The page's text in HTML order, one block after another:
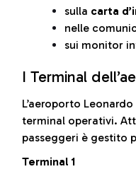
sulla carta
nelle
sui monitor
I Terminal
L’aeroporto
terminal operativi.
passeggeri è gestito
Terminal 1